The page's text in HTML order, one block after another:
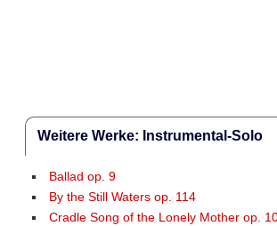
Weitere Werke: Instrumental-Solo
Ballad op. 9
By the Still Waters op. 114
Cradle Song of the Lonely Mother op.